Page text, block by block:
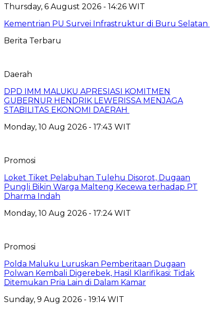
Thursday, 6 August 2026 - 14:26 WIT
Kementrian PU Survei Infrastruktur di Buru Selatan
Berita Terbaru
Daerah
DPD IMM MALUKU APRESIASI KOMITMEN
GUBERNUR HENDRIK LEWERISSA MENJAGA
STABILITAS EKONOMI DAERAH
Monday, 10 Aug 2026 - 17:43 WIT
Promosi
Loket Tiket Pelabuhan Tulehu Disorot, Dugaan
Pungli Bikin Warga Malteng Kecewa terhadap PT
Dharma Indah
Monday, 10 Aug 2026 - 17:24 WIT
Promosi
Polda Maluku Luruskan Pemberitaan Dugaan
Polwan Kembali Digerebek, Hasil Klarifikasi: Tidak
Ditemukan Pria Lain di Dalam Kamar
Sunday, 9 Aug 2026 - 19:14 WIT